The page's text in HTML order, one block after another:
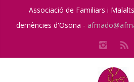
Associació de Familiars i
demències d'Osona -